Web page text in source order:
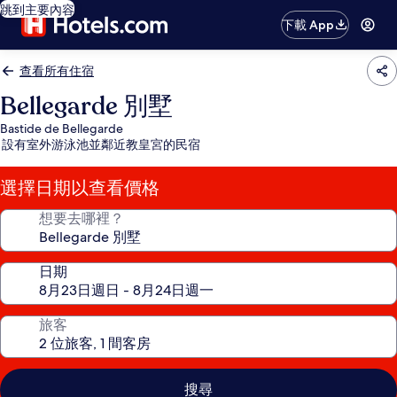
跳到主要內容
下載 App
查看所有住宿
Bellegarde 別墅
Bastide de Bellegarde
設有室外游泳池並鄰近教皇宮的民宿
選擇日期以查看價格
想要去哪裡？
日期
旅客
搜尋